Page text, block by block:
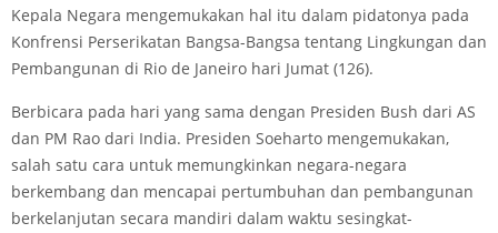
Kepala Negara mengemukakan hal itu dalam pidatonya pada
Konfrensi Perserikatan Bangsa-Bangsa tentang Lingkungan dan
Pembangunan di Rio de Janeiro hari Jumat (126).
Berbicara pada hari yang sama dengan Presiden Bush dari AS
dan PM Rao dari India. Presiden Soeharto mengemukakan,
salah satu cara untuk memungkinkan negara-negara
berkembang dan mencapai pertumbuhan dan pembangunan
berkelanjutan secara mandiri dalam waktu sesingkat-